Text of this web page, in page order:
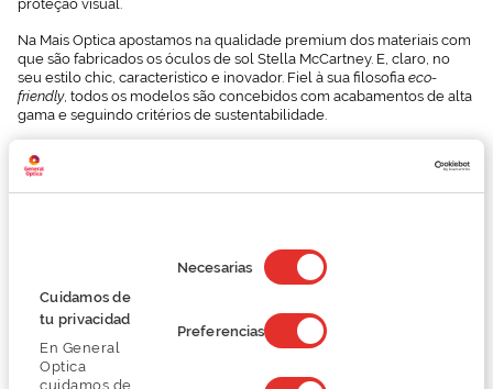
Cuidamos de
tu privacidad
En General
Optica
cuidamos de
de
consentimiento
Necesarias
Preferencias
proteção visual.
Na Mais Optica apostamos na qualidade premium dos materiais com
que são fabricados os óculos de sol Stella McCartney. E, claro, no
seu estilo chic, característico e inovador. Fiel à sua filosofia eco-
friendly, todos os modelos são concebidos com acabamentos de alta
gama e seguindo critérios de sustentabilidade.
As armações Stella McCartney, disponíveis em formas
descontraídas, clássicas e também retro, admitem múltiplas cores e
são fabricadas utilizando bioacetato. Além de renovável, trata-se de
Escolhe no nosso amplo catálogo o modelo de óculos de sol Stella
McCartney que mais te agrada... Uma elegante forma quadrada,
sedutoras formas felinas, românticas asas de borboleta, divertidas
lentes de cores… Já podes desfrutar dos teus novos óculos de sol
com todas as vantagens que temos para ti.
Na Mais Optica cuidamos de ti.